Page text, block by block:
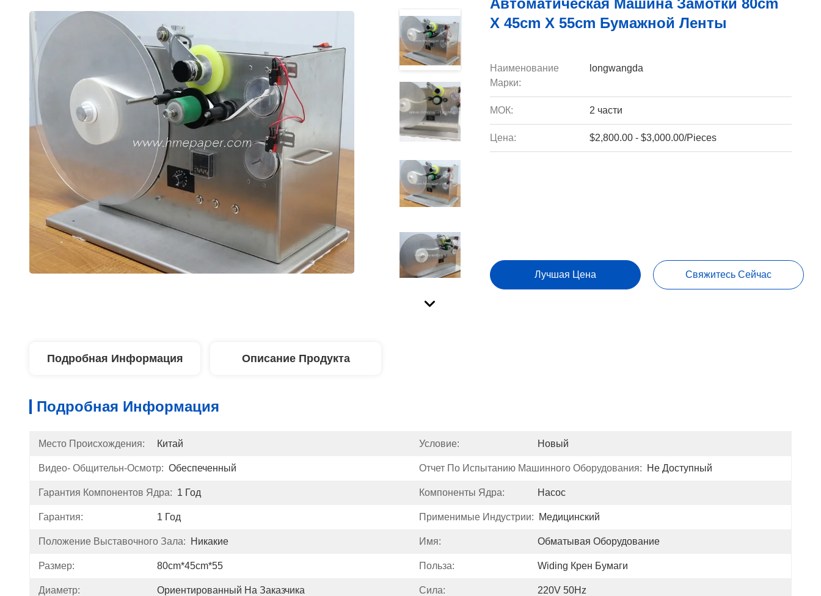
Автоматическая Машина Замотки 80cm
X 45cm X 55cm Бумажной Ленты
Наименование
Марки:
longwangda
МОК: 2 части
Цена: $2,800.00 - $3,000.00/Pieces
Лучшая Цена Свяжитесь Сейчас
Подробная Информация Описание Продукта
Подробная Информация
Место Происхождения: Китай Условие: Новый
Видео- Общительн-Осмотр: Обеспеченный Отчет По Испытанию Машинного Оборудования: Не Доступный
Гарантия Компонентов Ядра: 1 Год Компоненты Ядра: Насос
Гарантия: 1 Год Применимые Индустрии: Медицинский
Положение Выставочного Зала: Никакие Имя: Обматывая Оборудование
Размер: 80cm*45cm*55 Польза: Widing Крен Бумаги
Диаметр: Ориентированный На Заказчика Сила: 220V 50Hz